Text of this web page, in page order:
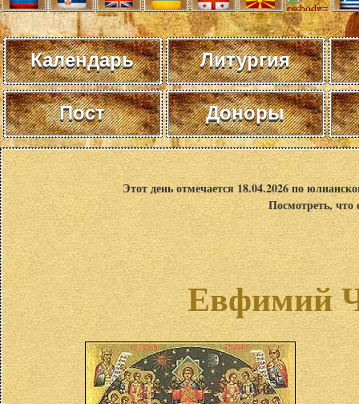
Календарь Литургия
Пост Доноры
Этот день отмечается 18.04.2026 по
Посмотреть,
Евфимий